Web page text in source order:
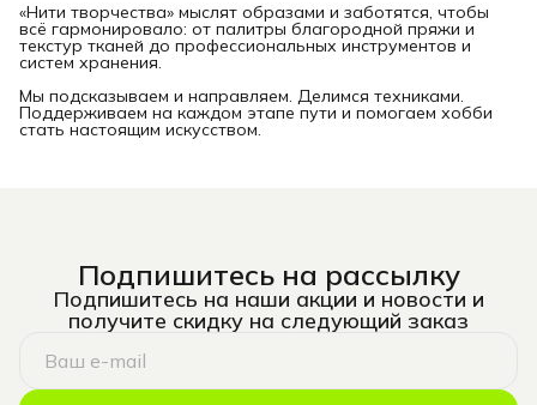
«Нити творчества» мыслят образами и заботятся, чтобы
всё гармонировало: от палитры благородной пряжи и
текстур тканей до профессиональных инструментов и
систем хранения.
Мы подсказываем и направляем. Делимся техниками.
Поддерживаем на каждом этапе пути и помогаем хобби
стать настоящим искусством.
Подпишитесь на рассылку
Подпишитесь на наши акции и новости и
получите скидку на следующий заказ